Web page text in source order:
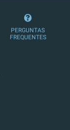
PERGUNTAS
FREQUENTES